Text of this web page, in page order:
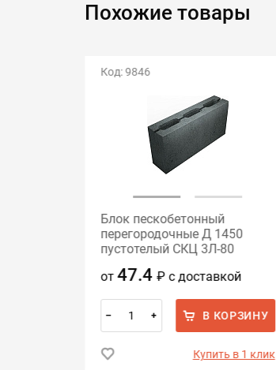
Похожие товары
Код: 9846
Блок пескобетонный
перегородочные Д 1450
пустотелый СКЦ 3Л-80
от 47.4 ₽ с доставкой
– + В КОРЗИНУ
Купить в 1 клик